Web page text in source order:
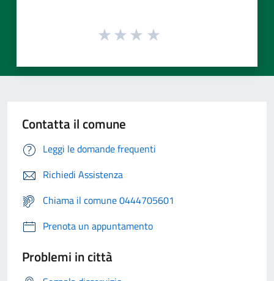
Contatta il comune
Leggi le domande frequenti
Richiedi Assistenza
Chiama il comune 0444705601
Prenota un appuntamento
Problemi in città